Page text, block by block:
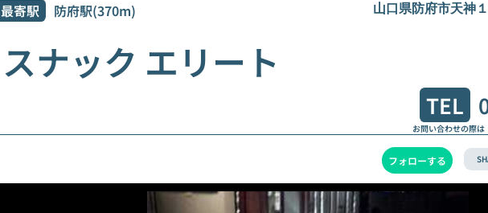
最寄駅 防府駅(370m) 山口県防府市天神
スナック エリート
TEL
お問い合わせの際
フォローする